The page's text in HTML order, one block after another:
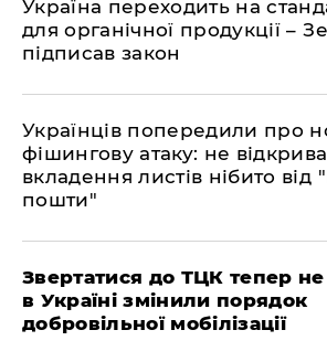
​Україна переходить на
для органічної продукції –
підписав закон
Українців попередили про
фішингову атаку: не
вкладення листів нібито від
пошти"
​Звертатися до ТЦК тепер не
в Україні змінили порядок
добровільної мобілізації